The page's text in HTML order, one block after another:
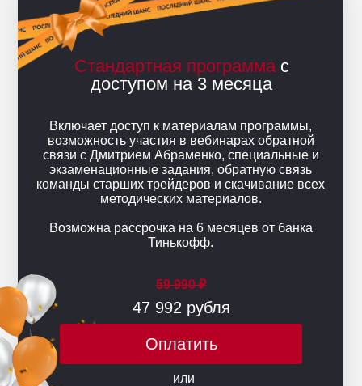
Стандартная программа с
доступом на 3 месяца
Включает доступ к материалам программы,
возможность участия в вебинарах обратной
связи с Дмитрием Абраменко, специальные и
экзаменационные задания, обратную связь
команды старших трейдеров и скачивание всех
методических материалов.
Возможна рассрочка на 6 месяцев от банка
Тинькофф.
59 990 ₽
47 992 рубля
или
Оплатить